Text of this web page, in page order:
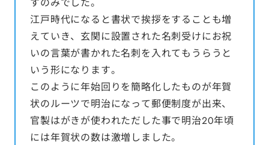
江戸時代になると書状で挨拶をすることも増
えていき、玄関に設置された名刺受けにお祝
いの言葉が書かれた名刺を入れてもうらうと
いう形になります。
このように年始回りを簡略化したものが年賀
状のルーツで明治になって郵便制度が出来、
官製はがきが使われただした事で明治20年頃
には年賀状の数は激増しました。